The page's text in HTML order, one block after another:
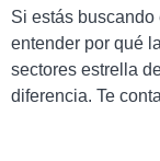
Si estás
entender por qué
sectores estrella
diferencia. Te